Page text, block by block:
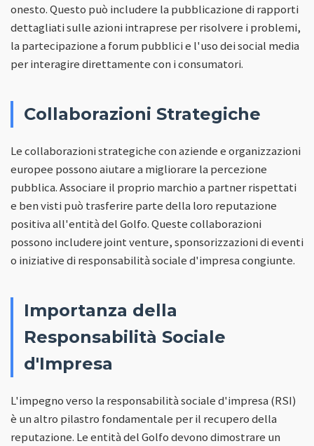
onesto. Questo può includere la pubblicazione di rapporti
dettagliati sulle azioni intraprese per risolvere i problemi,
la partecipazione a forum pubblici e l'uso dei social media
per interagire direttamente con i consumatori.
Collaborazioni Strategiche
Le collaborazioni strategiche con aziende e organizzazioni
europee possono aiutare a migliorare la percezione
pubblica. Associare il proprio marchio a partner rispettati
e ben visti può trasferire parte della loro reputazione
positiva all'entità del Golfo. Queste collaborazioni
possono includere joint venture, sponsorizzazioni di eventi
o iniziative di responsabilità sociale d'impresa congiunte.
Importanza della
Responsabilità Sociale
d'Impresa
L'impegno verso la responsabilità sociale d'impresa (RSI)
è un altro pilastro fondamentale per il recupero della
reputazione. Le entità del Golfo devono dimostrare un